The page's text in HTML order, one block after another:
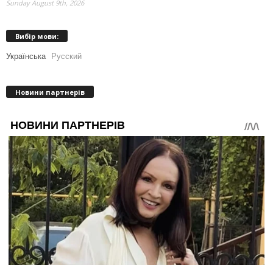
Sunday August 9th, 2026
Вибір мови:
Українська Русский
Новини партнерів